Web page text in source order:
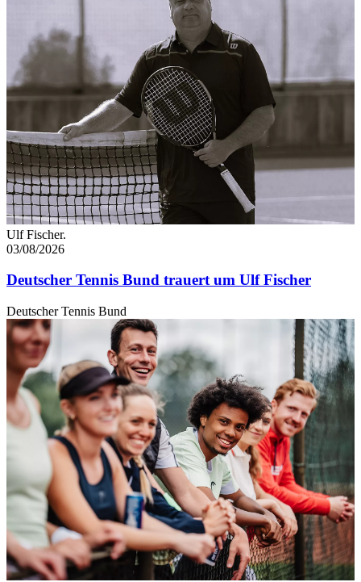
Ulf Fischer.
03/08/2026
Deutscher Tennis Bund trauert um Ulf Fischer
Deutscher Tennis Bund